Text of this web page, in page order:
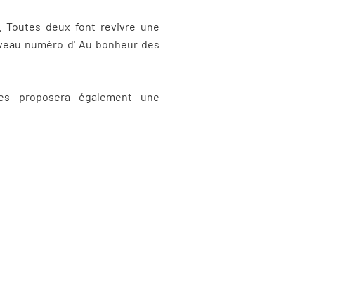
Toutes deux font revivre une
numéro d' Au bonheur des
proposera également une